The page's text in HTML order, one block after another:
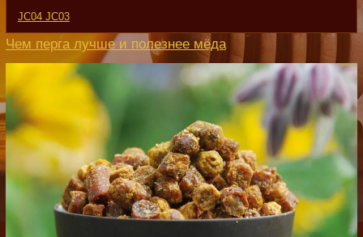
JC04 JC03
Чем перга лучше и полезнее мёда